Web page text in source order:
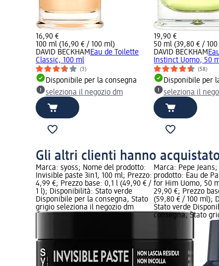
16,90 €
100 ml (16,90 € / 100 ml)
DAVID BECKHAM Eau de Toilette
Classic, 100 ml
(3)
Disponibile per la consegna
seleziona il negozio dm
19,90 €
50 ml (39,80 € /
DAVID BECKHAM
Instinct Uomo, 50
(58)
Disponibile per
seleziona il
Gli altri clienti hanno
Marca: syoss; Nome del prodotto:
Invisible paste 3in1, 100 ml; Prezzo:
4,99 €; Prezzo base: 0,1 l (49,90 € /
1 l); Disponibilità: Stato verde
Disponibile per la consegna, Stato
grigio seleziona il negozio dm
Marca: Pepe
prodotto: Eau de
for Him Uomo, 50
29,90 €; Prezzo
(59,80 € / 100 ml);
Stato verde
consegna, Stato